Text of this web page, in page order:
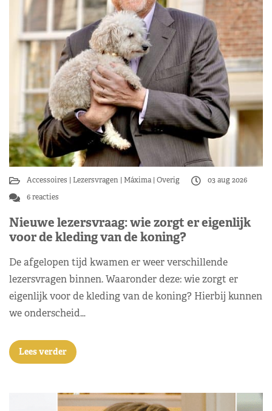
Accessoires Lezersvragen Máxima Overig
03 aug 2026
6 reacties
Nieuwe lezersvraag: wie zorgt er eigenlijk
voor de kleding van de koning?
De afgelopen tijd kwamen er weer verschillende
lezersvragen binnen. Waaronder deze: wie zorgt er
eigenlijk voor de kleding van de koning? Hierbij kunnen
we onderscheid…
Lees verder